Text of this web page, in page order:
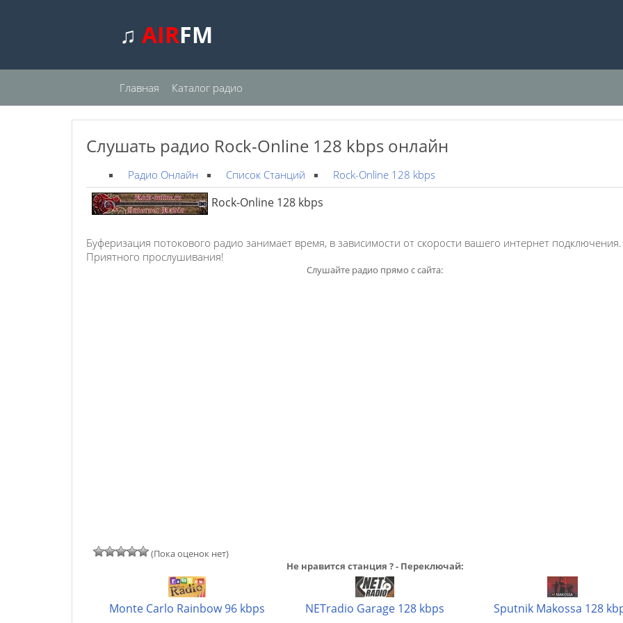
♫ AIRFM
Главная Каталог радио
Слушать радио Rock-Online 128 kbps онлайн
Радио Онлайн Список Станций Rock-Online 128 kbps
Rock-Online 128 kbps
Буферизация потокового радио занимает время, в зависимости от скорости вашего интернет подключения.
Приятного прослушивания!
Слушайте радио прямо с сайта:
(Пока оценок нет)
Не нравится станция ? - Переключай:
Monte Carlo Rainbow 96 kbps NETradio Garage 128 kbps Sputnik Makossa 128